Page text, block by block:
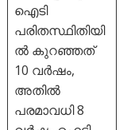
ഐടി
പരിതസ്ഥിതിയി
ൽ കുറഞ്ഞത്
10 വർഷം,
അതിൽ
പരമാവധി 8